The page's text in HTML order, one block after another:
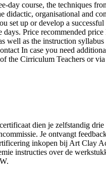
day course, the techniques
didactic, organisational and
set up or develop a
Price recommended
well as the instruction
In case you need
the Cirriculum Teachers or via
dien je zelfstandig
Je ontvangt
inkopen bij Art Clay
instructies over de